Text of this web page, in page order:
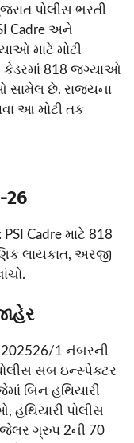
પોલીસ ભરતી
Cadre અને
માટે મોટી
કેડરમાં 818 જગ્યાઓ
સામેલ છે. રાજ્યના
આ મોટી તક
26
Cadre માટે 818
લાયકાત, અરજી
202526/1 નંબરની
સબ ઇન્સ્પેક્ટર
બિન હથિયારી
પોલીસ
ગ્રુપ 2ની 70